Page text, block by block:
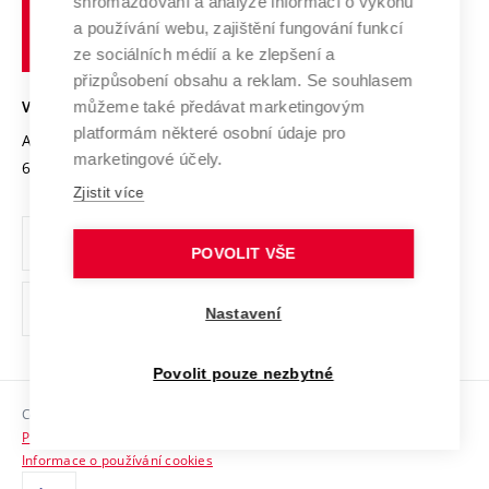
Transfer znalostí
Open Science
Projekty
Projekty ze strukturálních fondů
Specifický výzkum
Služby univerzity
Mezinárodní dohody
Univerzitní sítě
Podnikavá univerzita / ContriBUTe
Bezpečná univerzita
Vyznamenání
Organizační struktura
Ochrana osobních údajů
odkaz)
Sociální bezpečí
HR Award
učení
technické
VYSOKÉ UČENÍ TECHNICKÉ V BRNĚ
Antonínská 548/1
602 00 Brno
www.vut.cz
vut@vutbr.cz
Copyright © 2026 VUT
Prohlášení o přístupnosti
Informace o používání cookies
a používání webu, zajištění fungování funkcí
ze sociálních médií a ke zlepšení a
přizpůsobení obsahu a reklam. Se souhlasem
můžeme také předávat marketingovým
platformám některé osobní údaje pro
marketingové účely.
Zjistit více
POVOLIT VŠE
Nastavení
Povolit pouze nezbytné